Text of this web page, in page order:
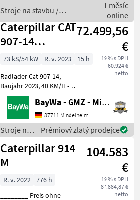
Schnellwechsler Ga
Stroje na stavbu /
Caterpillar
1 měsíc
online
Caterpillar CAT
907-14
RADLADER
72.499,56
€
19 % s DPH
60.924 €
netto
73 kS/54 kW R. v. 2023
15 h
Radlader Cat 907-14,
Baujahr 2023, 40 KM/H -
VERSION, 8X LED-
ARBEITSSCHEINWERFER,
DELUXE-KABINE, DELUXE-
SITZ, HYDRAULISCHE
SCHWINGUNGSDÄMPFUNG,
KOMBI-SCHAUFEL (0, 75 M³,
1.8
BayWa - GMZ - Mindelheim
87711 Mindelheim
Stroje na
stavbu /
Caterpillar
Prémiový zlatý prodejce
Caterpillar 914
M
104.583
€
19 % s DPH
87.884,87 €
netto
R. v. 2022
776 h
________ Preis ohne